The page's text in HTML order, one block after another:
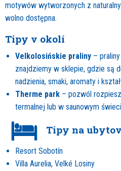
motywów wytworzonych z
wolno dostępna.
Tipy v okolí
Velkolosińskie praliny –
znajdziemy w sklepie, gdzie są
nadzienia, smaki, aromaty i
Therme park – pozwól
termalnej lub w saunowym
Tipy na
Resort Sobotín
Villa Aurelia, Velké Losiny